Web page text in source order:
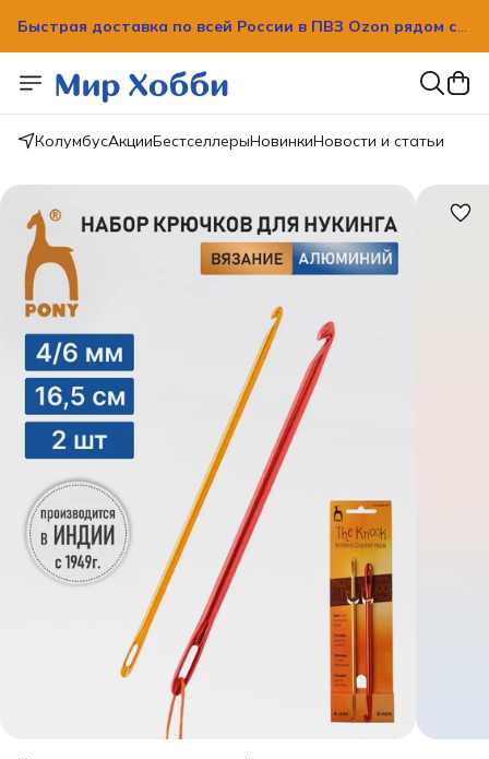
Быстрая доставка по всей России в ПВЗ Ozon рядом с
Быстрая доставка по всей России в ПВЗ Ozon рядом с
вашим домом!
КолумбусАкцииБестселлерыНовинкиНовости и статьи